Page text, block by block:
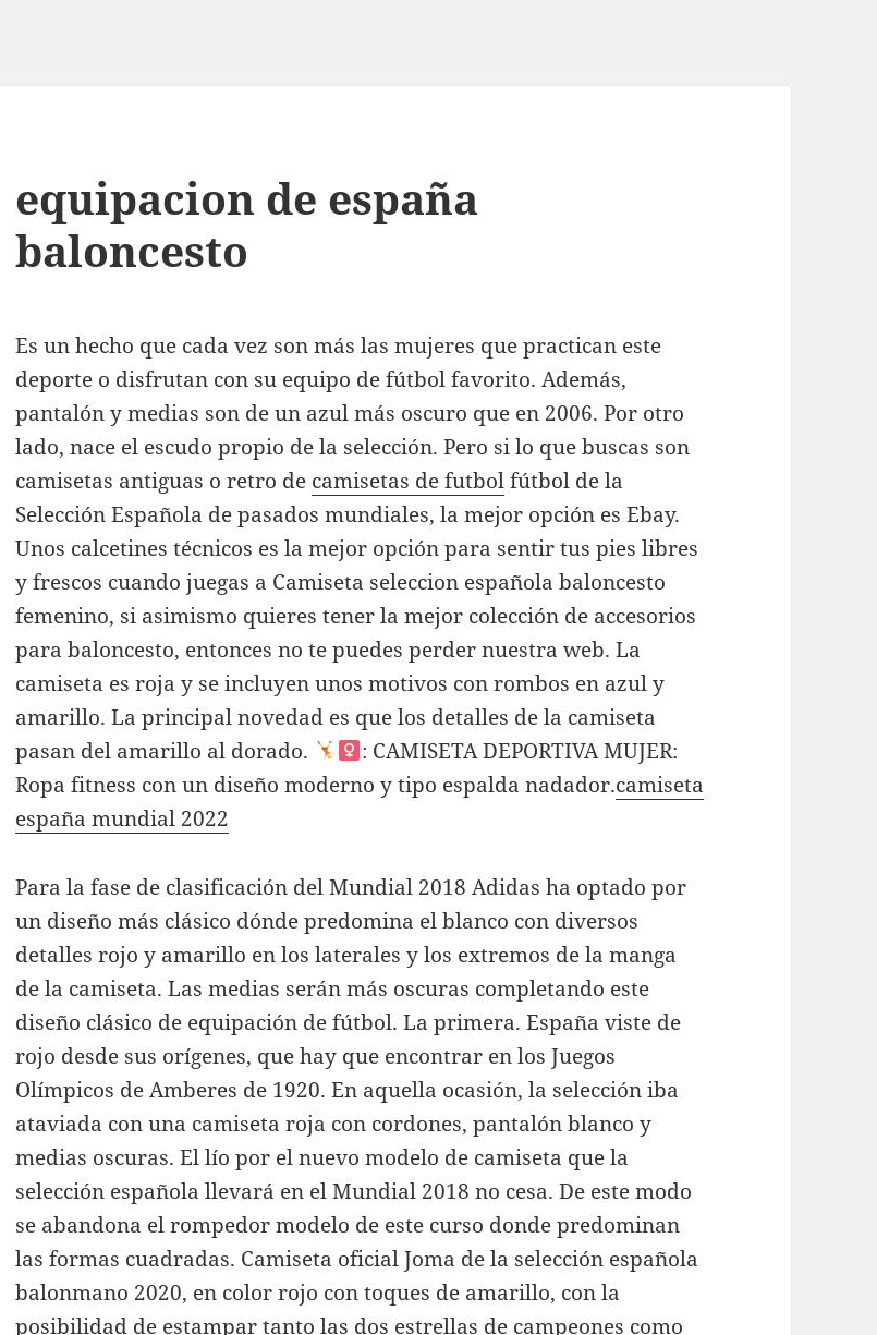
equipacion de españa
baloncesto
Es un hecho que cada vez son más las mujeres que practican este
deporte o disfrutan con su equipo de fútbol favorito. Además,
pantalón y medias son de un azul más oscuro que en 2006. Por otro
lado, nace el escudo propio de la selección. Pero si lo que buscas son
camisetas antiguas o retro de camisetas de futbolfútbol de la
Selección Española de pasados mundiales, la mejor opción es Ebay.
Unos calcetines técnicos es la mejor opción para sentir tus pies libres
y frescos cuando juegas a Camiseta seleccion española baloncesto
femenino, si asimismo quieres tener la mejor colección de accesorios
para baloncesto, entonces no te puedes perder nuestra web. La
camiseta es roja y se incluyen unos motivos con rombos en azul y
amarillo. La principal novedad es que los detalles de la camiseta
pasan del amarillo al dorado.
: CAMISETA DEPORTIVA MUJER:
Ropa fitness con un diseño moderno y tipo espalda nadador.camiseta
españa mundial 2022
Para la fase de clasificación del Mundial 2018 Adidas ha optado por
un diseño más clásico dónde predomina el blanco con diversos
detalles rojo y amarillo en los laterales y los extremos de la manga
de la camiseta. Las medias serán más oscuras completando este
diseño clásico de equipación de fútbol. La primera. España viste de
rojo desde sus orígenes, que hay que encontrar en los Juegos
Olímpicos de Amberes de 1920. En aquella ocasión, la selección iba
ataviada con una camiseta roja con cordones, pantalón blanco y
medias oscuras. El lío por el nuevo modelo de camiseta que la
selección española llevará en el Mundial 2018 no cesa. De este modo
se abandona el rompedor modelo de este curso donde predominan
las formas cuadradas. Camiseta oficial Joma de la selección española
balonmano 2020, en color rojo con toques de amarillo, con la
posibilidad de estampar tanto las dos estrellas de campeones como